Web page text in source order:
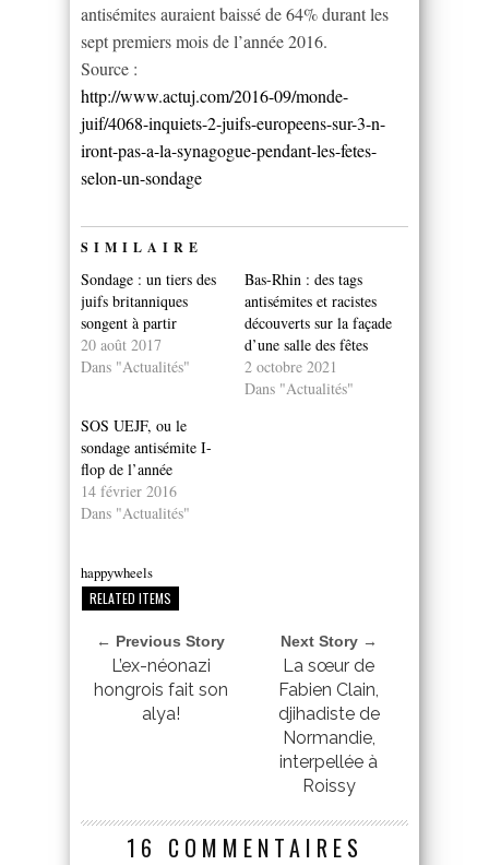
antisémites auraient baissé de 64% durant les
sept premiers mois de l’année 2016.
Source :
http://www.actuj.com/2016-09/monde-
juif/4068-inquiets-2-juifs-europeens-sur-3-n-
iront-pas-a-la-synagogue-pendant-les-fetes-
selon-un-sondage
SIMILAIRE
Sondage : un tiers des
juifs britanniques
songent à partir
20 août 2017
Dans "Actualités"
Bas-Rhin : des tags
antisémites et racistes
découverts sur la façade
d’une salle des fêtes
2 octobre 2021
Dans "Actualités"
SOS UEJF, ou le
sondage antisémite I-
flop de l’année
14 février 2016
Dans "Actualités"
happywheels
RELATED ITEMS
← Previous Story
L’ex-néonazi
hongrois fait son
alya!
Next Story →
La sœur de
Fabien Clain,
djihadiste de
Normandie,
interpellée à
Roissy
16 COMMENTAIRES